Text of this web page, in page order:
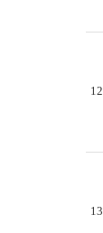
12
13